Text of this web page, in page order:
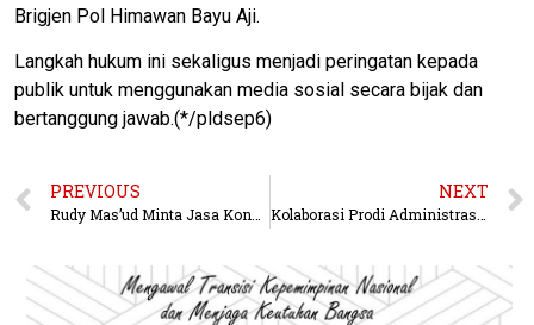
Brigjen Pol Himawan Bayu Aji.
Langkah hukum ini sekaligus menjadi peringatan kepada
publik untuk menggunakan media sosial secara bijak dan
bertanggung jawab.(*/pldsep6)
PREVIOUS NEXT